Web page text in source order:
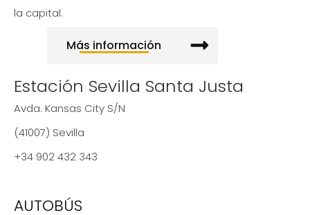
la capital.
Más información
Estación Sevilla Santa Justa
Avda. Kansas City S/N
(41007) Sevilla
+34 902 432 343
AUTOBÚS